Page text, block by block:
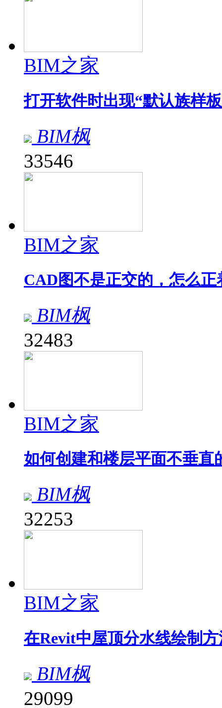
BIM之家
打开软件时出现“默认族样
BIM枫
33546
BIM之家
CAD图不是正交的，怎么
BIM枫
32483
BIM之家
如何创建和楼层平面不垂直
BIM枫
32253
BIM之家
在Revit中屋顶分水线绘制方
BIM枫
29099